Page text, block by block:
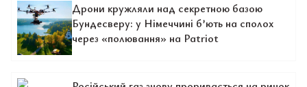
Дрони кружляли над секретною базою
Бундесверу: у Німеччині б’ють на сполох
через «полювання» на Patriot